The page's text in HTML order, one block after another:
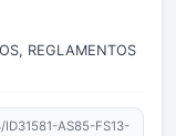
REGLAMENTOS
AS85-FS13-